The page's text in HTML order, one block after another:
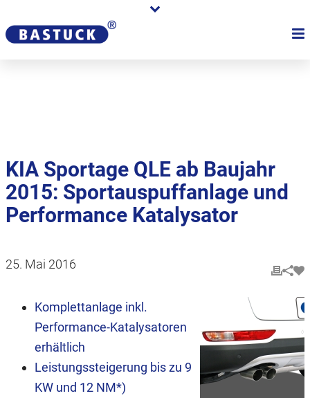
Händler
KIA Sportage QLE ab Baujahr
2015: Sportauspuffanlage und
Performance Katalysator
25. Mai 2016
Komplettanlage inkl.
Performance-Katalysatoren
erhältlich
Leistungssteigerung bis zu 9
KW und 12 NM*)